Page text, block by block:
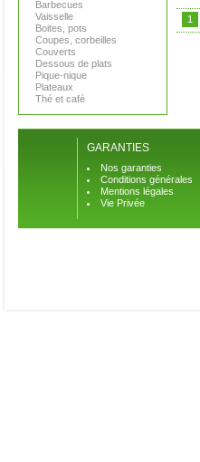
Barbecues
Vaisselle
Boites, pots
Coupes, corbeilles
Couverts
Dessous de plats
Pique-nique
Plateaux
Thé et café
1
GARANTIES
Nos garanties
Conditions générales
Mentions légales
Vie Privée